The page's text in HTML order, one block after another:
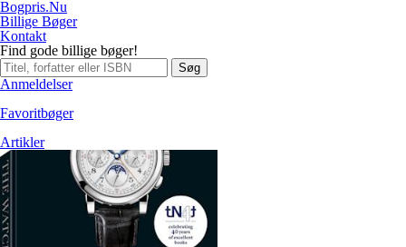
Bogpris.Nu
Billige Bøger
Kontakt
Find gode billige bøger!
Søg
Anmeldelser
Favoritbøger
Artikler